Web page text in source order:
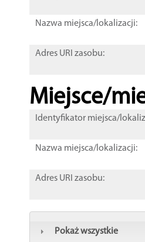
Nazwa miejsca/lokalizacji:
Adres URI zasobu:
Miejsce/
Identyfikator miejsca/
Nazwa miejsca/lokalizacji:
Adres URI zasobu:
Pokaż wszystkie